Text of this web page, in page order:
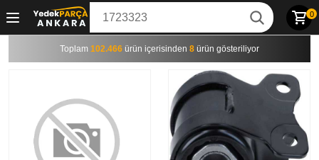
0
Toplam 102.466 ürün içerisinden 8 ürün gösteriliyor